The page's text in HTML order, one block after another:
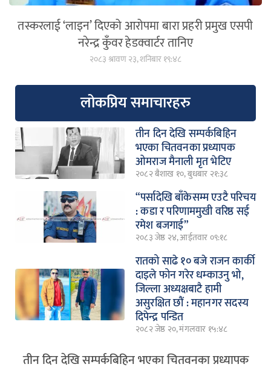
तस्करलाई ‘लाइन’ दिएको आरोपमा बारा प्रहरी प्रमुख एसपी
नरेन्द्र कुँवर हेडक्वार्टर तानिए
२०८३ श्रावण २३, शनिबार १९:४८
लोकप्रिय समाचारहरु
तीन दिन देखि सम्पर्कबिहिन
भएका चितवनका प्रध्यापक
ओमराज मैनाली मृत भेटिए
२०८२ बैशाख १०, बुधबार २१:३८
“पर्सादेखि बाँकेसम्म एउटै परिचय
: कडा र परिणाममुखी वरिष्ठ सई
रमेश बजगाई”
२०८३ जेष्ठ २४, आईतवार ०९:१८
रातको साढे १० बजे राजन कार्की
दाइले फोन गरेर धम्काउनु भो,
जिल्ला अध्यक्षबाटै हामी
असुरक्षित छौं : महानगर सदस्य
दिपेन्द्र पन्डित
२०८२ जेष्ठ २०, मंगलवार १५:४८
तीन दिन देखि सम्पर्कबिहिन भएका चितवनका प्रध्यापक